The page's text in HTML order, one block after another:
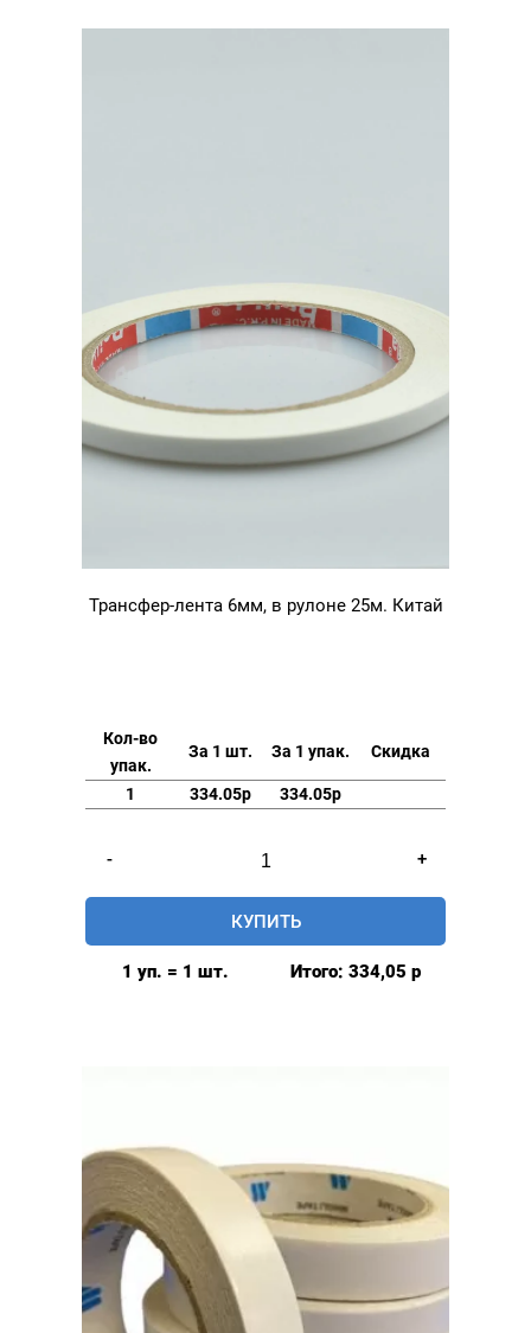
Трансфер-лента 6мм, в рулоне 25м. Китай
Кол-во
упак.
За 1 шт. За 1 упак. Скидка
1 334.05р 334.05р
-
товара
Трансфер-
лента
+
КУПИТЬ
1 уп. = 1 шт. Итого: 334,05 р